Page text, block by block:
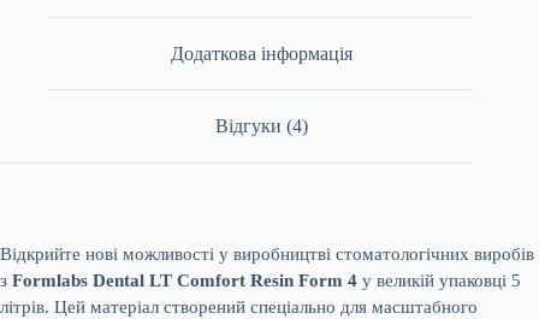
Додаткова інформація
Відгуки (4)
Відкрийте нові можливості у виробництві стоматологічних виробів
з Formlabs Dental LT Comfort Resin Form 4 у великій упаковці 5
літрів. Цей матеріал створений спеціально для масштабного